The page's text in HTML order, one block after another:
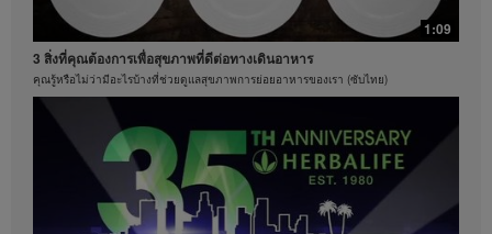
ทุกคนควรจะปรึกษาแพทย์ของตนเองก่อนเริ่มโปรแกรม
ควบคุมน้ำหนักใดๆ ผลิตภัณฑ์เฮอร์บาไลฟ์สามารถส่ง
เสริมการดูแลและการควบคุมน้ำหนักเมื่อใช้เป็นส่วนหนึ่ง
ร่วมกับการควบคุมอาหารเท่านั้น แม้ว่าผลิตภัณฑ์บาง
ชนิดของเฮอร์บาไลฟ์อาจเหมาะที่จะนำมาใช้ทดแทนส่วน
หนึ่งของอาหารประจำวันของพวกเขา แต่ก็ไม่ควรถูกนำ
มาใช้ทดแทนการรับประทานอาหารทั้งหมดของบุคคลใดๆ
และควรรับประทานอาหารประจำวันให้เพียงพออย่าง
น้อยหนึ่งมื้อ
วิดีโอจะมีอยู่เฉพาะในคลังวิดีโอของเฮอร์บาไลฟ์เท่านั้น
ซึ่งเป็นกรรมสิทธิ์ของและดูแลจัดการโดยเฮอร์บาไลฟ์
1:15
เฮอร์บาไลฟ์ครองอันดับหนึ่งของโลกในด้านเชคโปรตีน
ค้นหาคำตอบว่าทำไมเชคเฮอร์บาไลฟ์จึงอร่อย
1:09
3 สิ่งที่คุณต้องการเพื่อสุขภาพที่ดีต่อทางเดินอาหาร
คุณรู้หรือไม่ว่ามีอะไรบ้างที่ช่วยดูแลสุขภาพการย่อยอาหารของเรา (ซับไทย)